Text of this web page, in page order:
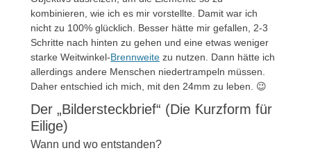
kombinieren, wie ich es mir vorstellte. Damit war ich
nicht zu 100% glücklich. Besser hätte mir gefallen, 2-3
Schritte nach hinten zu gehen und eine etwas weniger
starke Weitwinkel-Brennweite zu nutzen. Dann hätte ich
allerdings andere Menschen niedertrampeln müssen.
Daher entschied ich mich, mit den 24mm zu leben. 😉
Der „Bildersteckbrief“ (Die Kurzform für
Eilige)
Wann und wo entstanden?